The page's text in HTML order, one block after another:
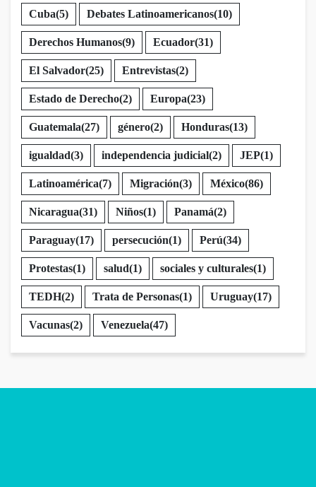
Cuba(5) Debates Latinoamericanos(10)
Derechos Humanos(9) Ecuador(31)
El Salvador(25) Entrevistas(2)
Estado de Derecho(2) Europa(23)
Guatemala(27) género(2) Honduras(13)
igualdad(3) independencia judicial(2) JEP(1)
Latinoamérica(7) Migración(3) México(86)
Nicaragua(31) Niños(1) Panamá(2)
Paraguay(17) persecución(1) Perú(34)
Protestas(1) salud(1) sociales y culturales(1)
TEDH(2) Trata de Personas(1) Uruguay(17)
Vacunas(2) Venezuela(47)